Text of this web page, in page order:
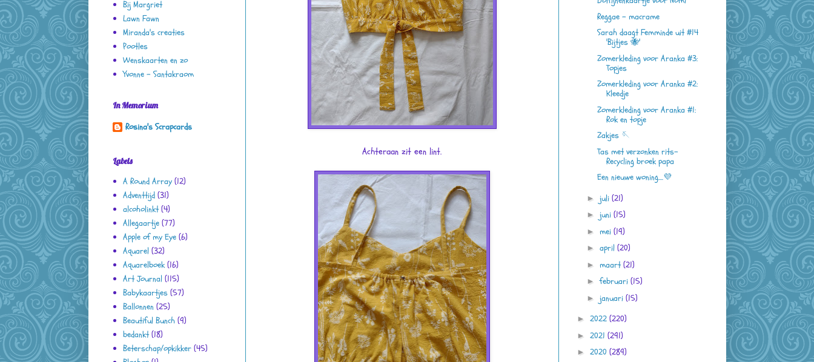
Achteraan zit een lint.
Bij Margriet
Lawn Fawn
Miranda's creaties
Pootles
Wenskaarten en zo
Yvonne - Santakraom
In Memorium
Rosina's Scrapcards
Labels
A Round Array (12)
Adventtijd (31)
alcoholinkt (4)
Allegaartje (77)
Apple of my Eye (6)
Aquarel (32)
Aquarelboek (16)
Art Journal (115)
Babykaartjes (57)
Ballonnen (25)
Beautiful Bunch (9)
bedankt (18)
Beterschap/opkikker (45)
Reggae - macrame
Sarah daagt Femminde uit #14
'Bijtjes 🐝'
Zomerkleding voor Aranka #3:
Topjes
Zomerkleding voor Aranka #2:
Kleedje
Zomerkleding voor Aranka #1:
Rok en topje
Zakjes 🪡
Tas met verzonken rits-
Recycling broek papa
Een nieuwe woning....💜
►juli(21)
►juni(15)
►mei(19)
►april(20)
►maart(21)
►februari(15)
►januari(15)
► 2022 (220)
► 2021 (291)
► 2020 (289)